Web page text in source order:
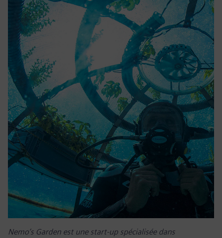
Nemo’s Garden est une start-up spécialisée dans